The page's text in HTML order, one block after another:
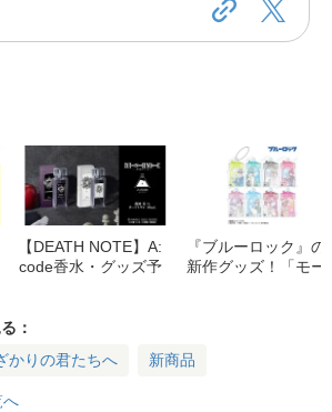
【DEATH NOTE】A:
code香水・グッズ予
『ブルーロック』の
新作グッズ！「モー
：
かりの君たちへ 新商品
へ